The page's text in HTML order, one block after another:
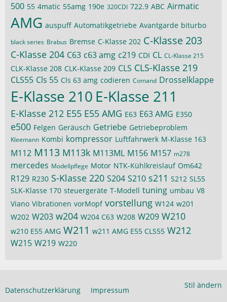
500 55 4matic 55amg 190e 320CDI 722.9 ABC Airmatic
AMG auspuff Automatikgetriebe Avantgarde biturbo
black series Brabus Bremse C-Klasse 202 C-Klasse 203
C-Klasse 204 C63 c63 amg c219 CDI CL CL-Klasse 215
CLK-Klasse 208 CLK-Klasse 209 CLS CLS-Klasse 219
CLS55 Cls 55 Cls 63 amg codieren Comand Drosselklappe
E-Klasse 210 E-Klasse 211
E-Klasse 212 E55 E55 AMG E63 E63 AMG E350
e500 Felgen Geräusch Getriebe Getriebeproblem
Kleemann Kombi kompressor Luftfahrwerk M-Klasse 163
M112 M113 M113k M113ML M156 M157 m278
mercedes Modellpflege Motor NTK-Kühlkreislauf Om642
R129 R230 S-Klasse 220 S204 S210 s211 S212 SL55
SLK-Klasse 170 steuergeräte T-Modell tuning umbau V8
Viano Vibrationen vorMopf vorstellung W124 w201
W202 W203 w204 W204 C63 W208 W209 W210
w210 E55 AMG W211 w211 AMG E55 CLS55 W212
W215 W219 W220
Stil ändern
Datenschutzerklärung Impressum